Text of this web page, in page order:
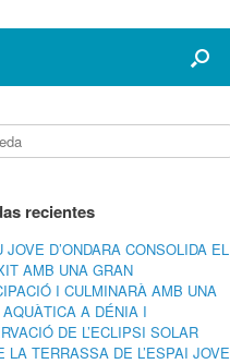
recientes
JOVE D’ONDARA CONSOLIDA EL
AMB UNA GRAN
I CULMINARÀ AMB UNA
A DÉNIA I
DE L’ECLIPSI SOLAR
LA TERRASSA DE L’ESPAI JOVE